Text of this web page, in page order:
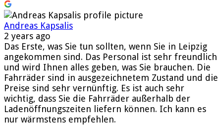
Andreas Kapsalis
2 years ago
Das Erste, was Sie tun sollten, wenn Sie in Leipzig
angekommen sind. Das Personal ist sehr freundlich
und wird Ihnen alles geben, was Sie brauchen. Die
Fahrräder sind in ausgezeichnetem Zustand und die
Preise sind sehr vernünftig. Es ist auch sehr
wichtig, dass Sie die Fahrräder außerhalb der
Ladenöffnungszeiten liefern können. Ich kann es
nur wärmstens empfehlen.